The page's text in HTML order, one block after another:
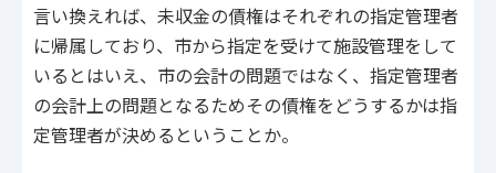
言い換えれば、未収金の債権はそれぞれの指定管理者
に帰属しており、市から指定を受けて施設管理をして
いるとはいえ、市の会計の問題ではなく、指定管理者
の会計上の問題となるためその債権をどうするかは指
定管理者が決めるということか。